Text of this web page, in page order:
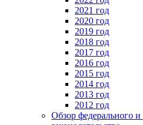
2021 год
2020 год
2019 год
2018 год
2017 год
2016 год
2015 год
2014 год
2013 год
2012 год
Обзор федерального и